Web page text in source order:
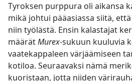
Tyroksen purppura oli aikansa
mikä johtui pääasiassa siitä,
niin työlästä. Ensin kalastajat
määrätMurex-sukuun kuuluvia
vaatekappaleen värjäämiseen
kotiloa. Seuraavaksi nämä
kuoristaan, jotta niiden